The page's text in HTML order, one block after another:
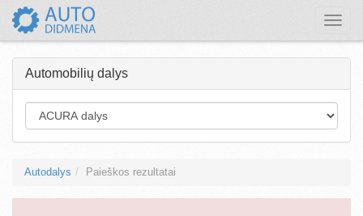
Toggle
Automobilių dalys
Autodalys Paieškos rezultatai